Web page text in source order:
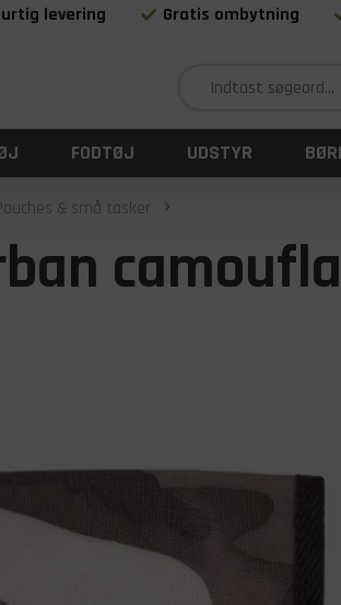
levering Gratis ombytning
FODTØJ UDSTYR
& små tasker